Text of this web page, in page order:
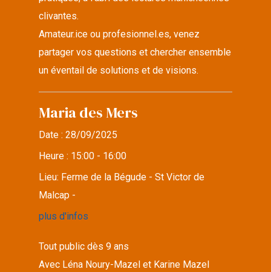
clivantes.
Amateur.ice ou profesionnel.es, venez
partager vos questions et chercher ensemble
un éventail de solutions et de visions.
Maria des Mers
Date :28/09/2025
Heure : 15:00 - 16:00
Lieu: Ferme de la Bégude - St Victor de
Malcap -
plus d'infos
Tout public dès 9 ans
Avec Léna Noury-Mazel et Karine Mazel